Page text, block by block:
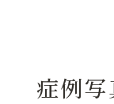
症例